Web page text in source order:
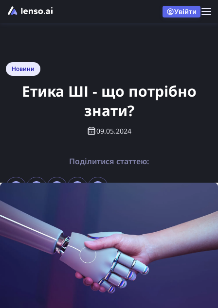
Увійти
Новини
Етика ШІ - що потрібно
знати?
09.05.2024
Поділитися статтею: